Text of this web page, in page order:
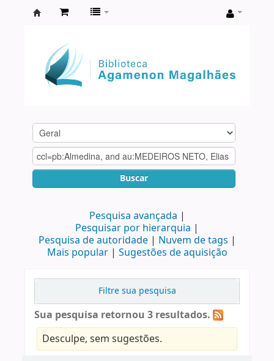
Agamenon
Magalhães
Buscar
Pesquisa avançada
Pesquisar por hierarquia
Pesquisa de autoridade
Nuvem de tags
Mais popular
Sugestões de aquisição
Filtre sua pesquisa
Sua pesquisa retornou 3 resultados.
Desculpe, sem sugestões.